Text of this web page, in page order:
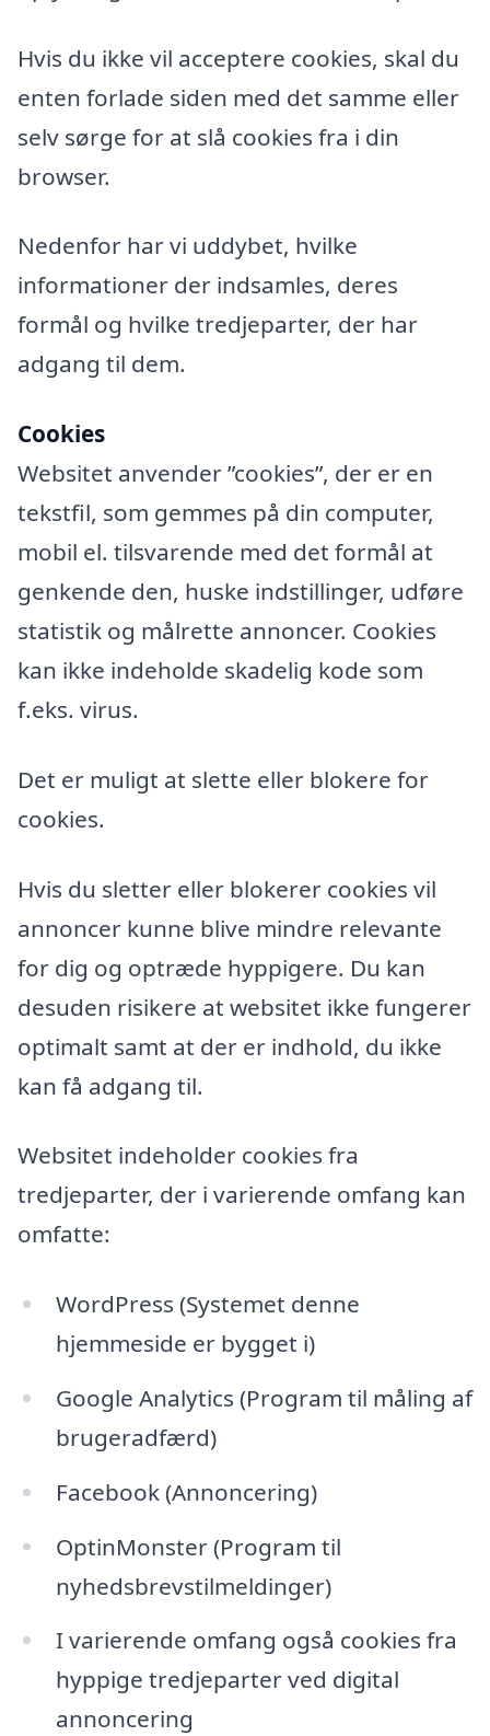
Hvis du ikke vil acceptere cookies, skal du
enten forlade siden med det samme eller
selv sørge for at slå cookies fra i din
browser.
Nedenfor har vi uddybet, hvilke
informationer der indsamles, deres
formål og hvilke tredjeparter, der har
adgang til dem.
Cookies
Websitet anvender ”cookies”, der er en
tekstfil, som gemmes på din computer,
mobil el. tilsvarende med det formål at
genkende den, huske indstillinger, udføre
statistik og målrette annoncer. Cookies
kan ikke indeholde skadelig kode som
f.eks. virus.
Det er muligt at slette eller blokere for
cookies.
Hvis du sletter eller blokerer cookies vil
annoncer kunne blive mindre relevante
for dig og optræde hyppigere. Du kan
desuden risikere at websitet ikke fungerer
optimalt samt at der er indhold, du ikke
kan få adgang til.
Websitet indeholder cookies fra
tredjeparter, der i varierende omfang kan
omfatte:
WordPress (Systemet denne
hjemmeside er bygget i)
Google Analytics (Program til måling af
brugeradfærd)
Facebook (Annoncering)
OptinMonster (Program til
nyhedsbrevstilmeldinger)
I varierende omfang også cookies fra
hyppige tredjeparter ved digital
annoncering